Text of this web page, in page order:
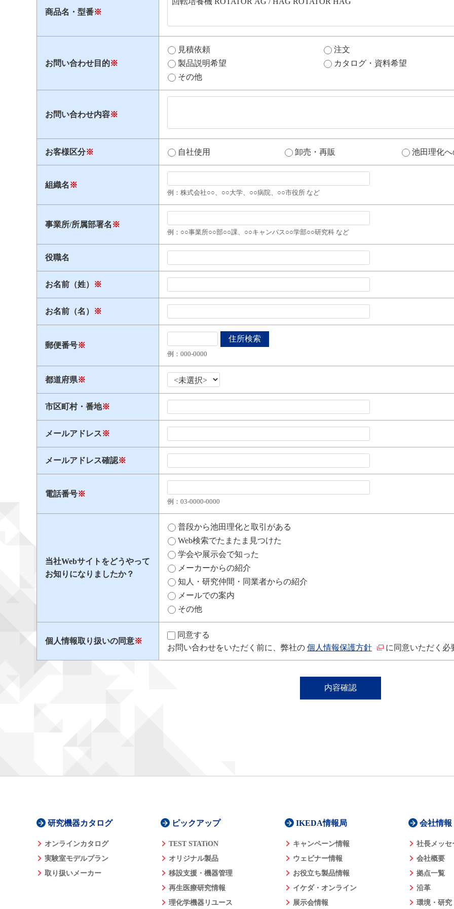
商品名・型番※
お問い合わせ目的※
見積依頼 注文
製品説明希望
カタログ・資料希望
その他
お問い合わせ内容※
お客様区分※ 自社使用 卸売・再販 池田理化へ
組織名 ※
例：株式会社○○、○○大学、○○病院、○○市役所 など
事業所/所属部署名 ※
例：○○事業所○○部○○課、○○キャンパス○○学部○○研究科 など
役職名
お名前（姓） ※
お名前（名） ※
郵便番号※
例：000​-​0000
都道府県※
市区町村・番地※
メールアドレス※
メールアドレス確認※
電話番号※
例：03​-​0000​-​0000
当社Webサイトをどうやって
お知りになりましたか？
普段から池田理化と取引がある
Web検索でたまたま見つけた
学会や展示会で知った
メーカーからの紹介
知人・研究仲間・同業者からの紹介
メールでの案内
その他
個人情報取り扱いの同意※
同意する
お問い合わせをいただく前に、弊社の 個人情報保護方針 に同意いただく必
研究機器カタログ
オンラインカタログ
実験室モデルプラン
取り扱いメーカー
ピックアップ
TEST STATiON
オリジナル製品
移設支援・機器管理
再生医療研究情報
理化学機器リユース
IKEDA情報局
キャンペーン情報
ウェビナー情報
お役立ち製品情報
イケダ・オンライン
展示会情報
会社情報
社長メッセ
会社概要
拠点一覧
沿革
環境・研究